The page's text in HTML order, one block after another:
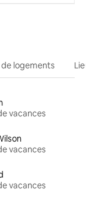
logements
vacances
vacances
vacances